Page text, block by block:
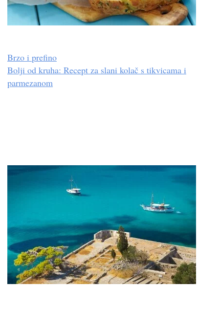
Brzo i prefino
Bolji od kruha: Recept za slani kolač s tikvicama i
parmezanom